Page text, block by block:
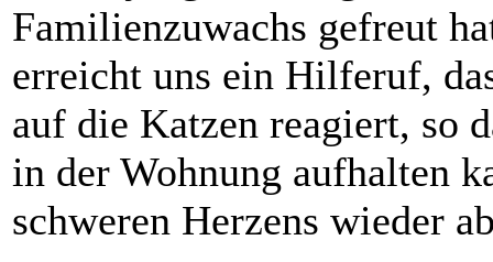
Familienzuwachs gefreut
erreicht uns ein Hilferuf,
auf die Katzen reagiert, so
in der Wohnung aufhalten
schweren Herzens wieder